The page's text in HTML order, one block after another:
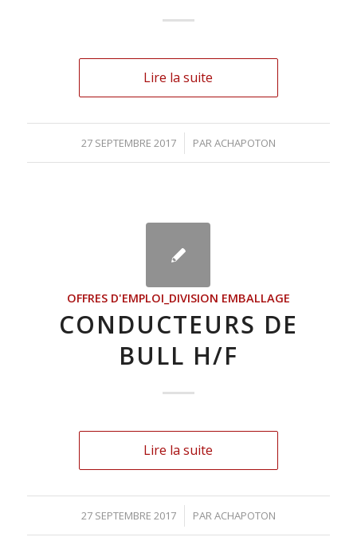
Lire la suite
27 SEPTEMBRE 2017
/ PARACHAPOTON
OFFRES D'EMPLOI_DIVISION EMBALLAGE
CONDUCTEURS DE
BULL H/F
Lire la suite
27 SEPTEMBRE 2017
/ PARACHAPOTON